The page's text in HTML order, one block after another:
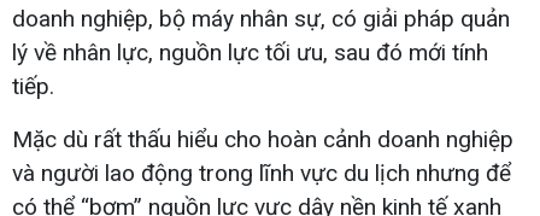
doanh nghiệp, bộ máy nhân sự, có giải pháp quản
lý về nhân lực, nguồn lực tối ưu, sau đó mới tính
tiếp.
Mặc dù rất thấu hiểu cho hoàn cảnh doanh nghiệp
và người lao động trong lĩnh vực du lịch nhưng để
có thể “bơm” nguồn lực vực dậy nền kinh tế xanh